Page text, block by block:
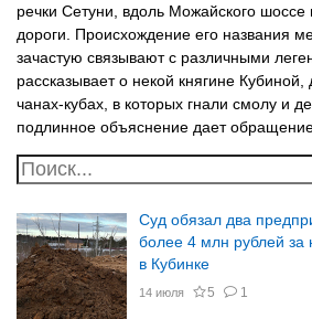
речки Сетуни, вдоль Можайского
дороги. Происхождение его названия
зачастую связывают с различными
рассказывает о некой княгине
чанах-кубах, в которых гнали смолу и
подлинное объяснение дает обращение
Суд обязал два
более 4 млн рублей за
в Кубинке
14 июля 5 1